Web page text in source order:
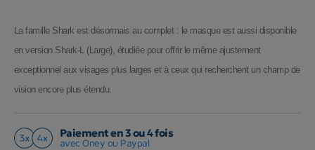
La famille Shark est désormais au complet : le masque est aussi disponible
en version Shark-L (Large), étudiée pour offrir le même ajustement
exceptionnel aux visages plus larges et à ceux qui recherchent un champ de
vision encore plus étendu.
Paiement en 3 ou 4 fois
avec Oney ou Paypal